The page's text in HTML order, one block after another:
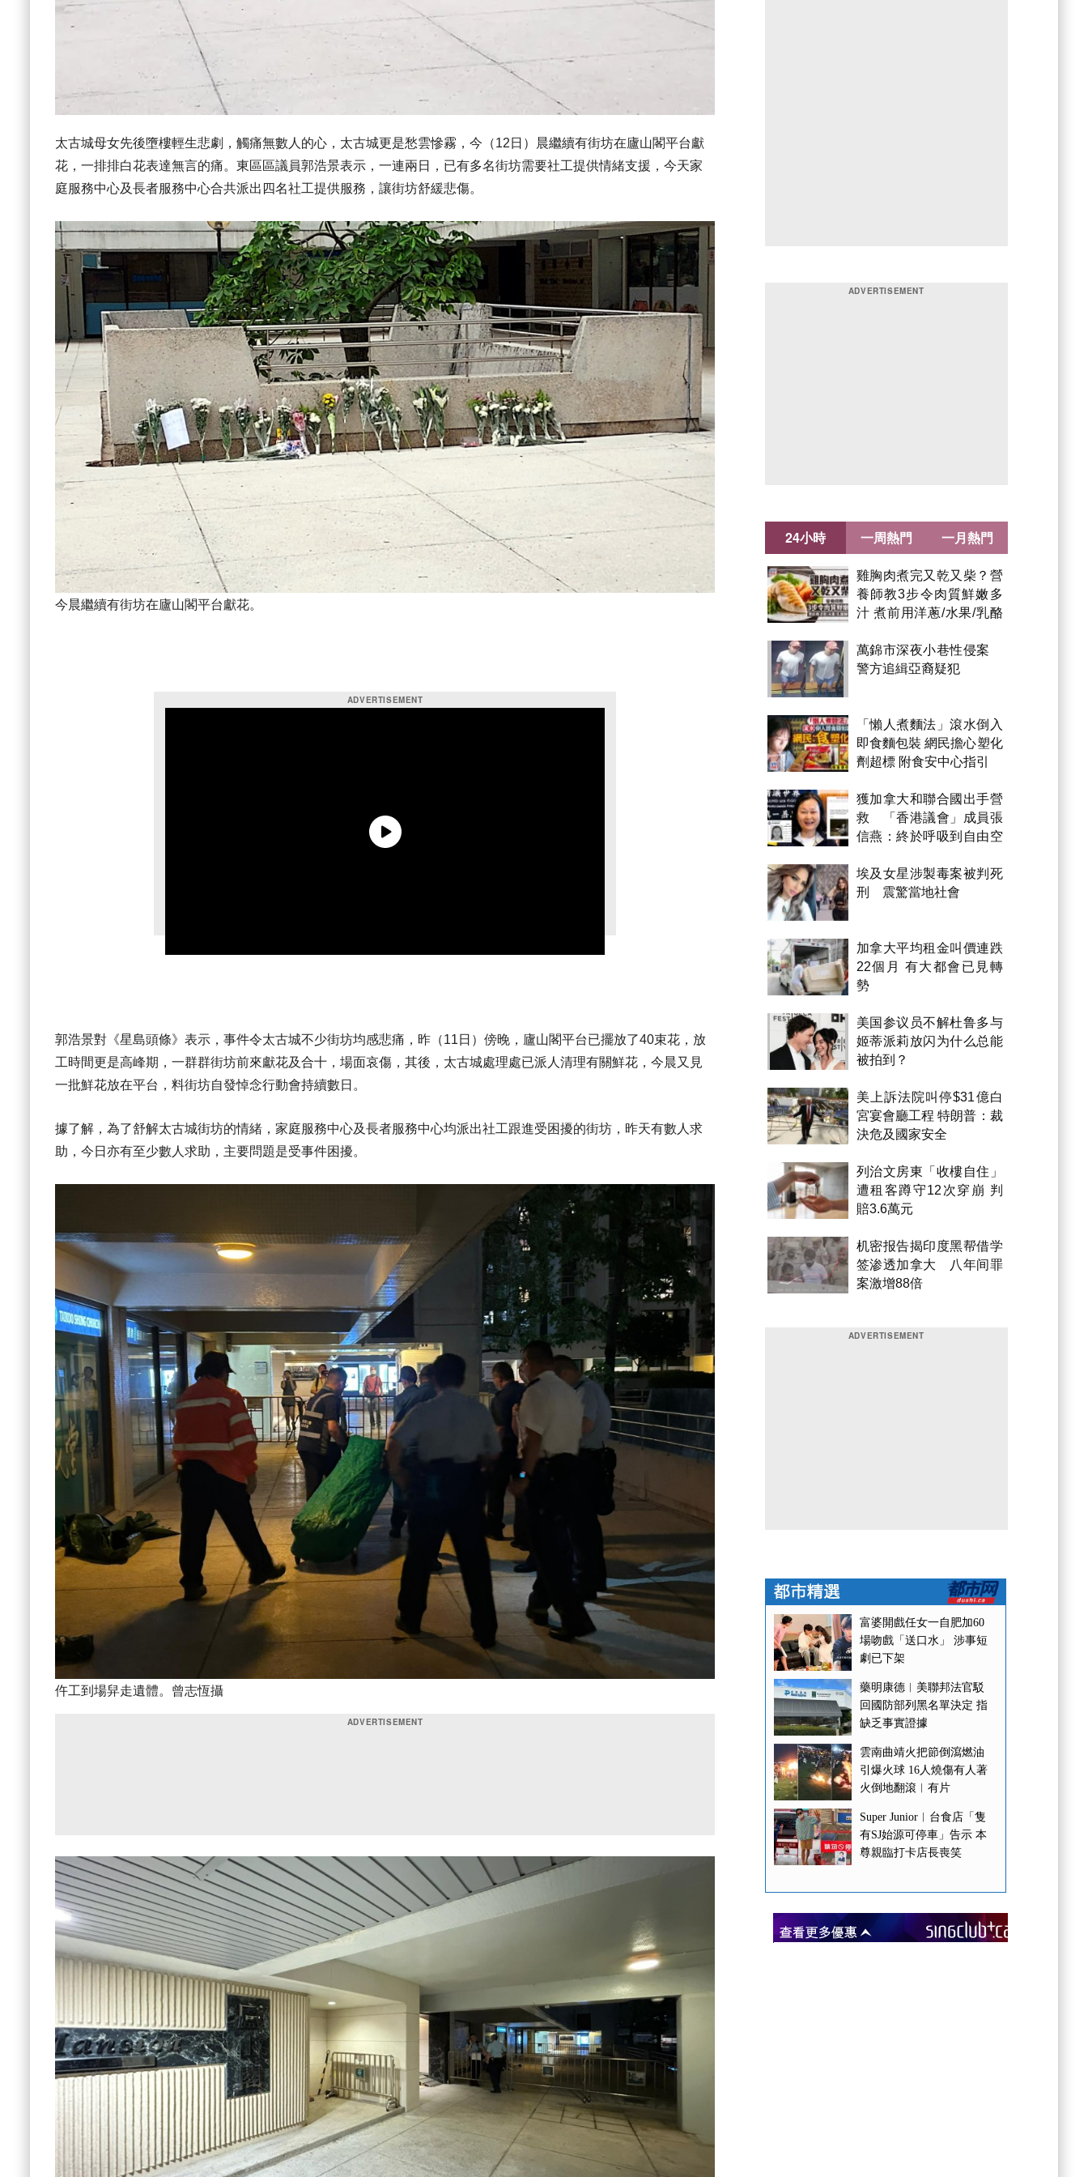
太古城母女先後墮樓輕生悲劇，觸痛無數人的心，太古城更是愁雲慘霧，今（12日）晨繼續有街坊在廬山閣平台獻
花，一排排白花表達無言的痛。東區區議員郭浩景表示，一連兩日，已有多名街坊需要社工提供情緒支援，今天家
庭服務中心及長者服務中心合共派出四名社工提供服務，讓街坊舒緩悲傷。
今晨繼續有街坊在廬山閣平台獻花。
郭浩景對《星島頭條》表示，事件令太古城不少街坊均感悲痛，昨（11日）傍晚，廬山閣平台已擺放了40束花，放
工時間更是高峰期，一群群街坊前來獻花及合十，場面哀傷，其後，太古城處理處已派人清理有關鮮花，今晨又見
一批鮮花放在平台，料街坊自發悼念行動會持續數日。
據了解，為了舒解太古城街坊的情緒，家庭服務中心及長者服務中心均派出社工跟進受困擾的街坊，昨天有數人求
助，今日亦有至少數人求助，主要問題是受事件困擾。
仵工到場舁走遺體。曾志恆攝
24小時
雞胸肉煮完又乾又柴？營
養師教3步令肉質鮮嫩多
汁 煮前用洋蔥/水果/乳酪
萬錦市深夜小巷性侵案
警方追緝亞裔疑犯
「懶人煮麵法」滾水倒入
即食麵包裝 網民擔心塑化
劑超標 附食安中心指引
獲加拿大和聯合國出手營
救 「香港議會」成員張
信燕：終於呼吸到自由空
埃及女星涉製毒案被判死
刑 震驚當地社會
加拿大平均租金叫價連跌
22個月 有大都會已見轉
勢
美国参议员不解杜鲁多与
姬蒂派莉放闪为什么总能
被拍到？
美上訴法院叫停$31億白
宮宴會廳工程 特朗普：裁
決危及國家安全
列治文房東「收樓自住」
遭租客蹲守12次穿崩 判
賠3.6萬元
机密报告揭印度黑帮借学
签渗透加拿大 八年间罪
案激增88倍
一周熱門 一月熱門